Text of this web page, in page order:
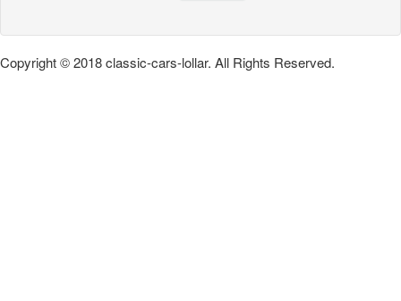
Copyright © 2018 classic-cars-lollar. All Rights Reserved.